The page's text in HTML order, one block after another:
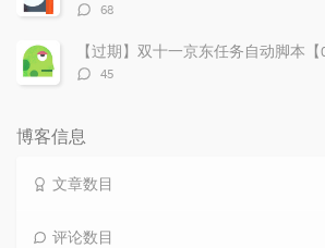
评
数：
68
【过期】双十一京东任务自动脚本【
评
45
博客信息
文章数目
评论数目